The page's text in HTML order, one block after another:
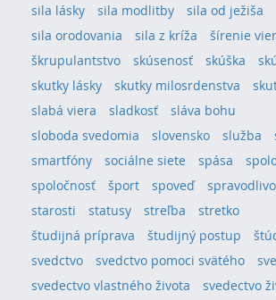
sila lásky
sila modlitby
sila od ježiša
sila orodovania
sila z kríža
šírenie
škrupulantstvo
skúsenosť skúška
skutky lásky
skutky milosrdenstva
slabá viera
sladkosť
sláva bohu
sloboda svedomia
slovensko služba
smartfóny
sociálne siete spása
spoločnosť
šport spoveď
starosti
statusy streľba
stretko
študijná príprava
študijný postup
svedctvo
svedctvo pomoci svätého
svedectvo vlastného života
svedectvo